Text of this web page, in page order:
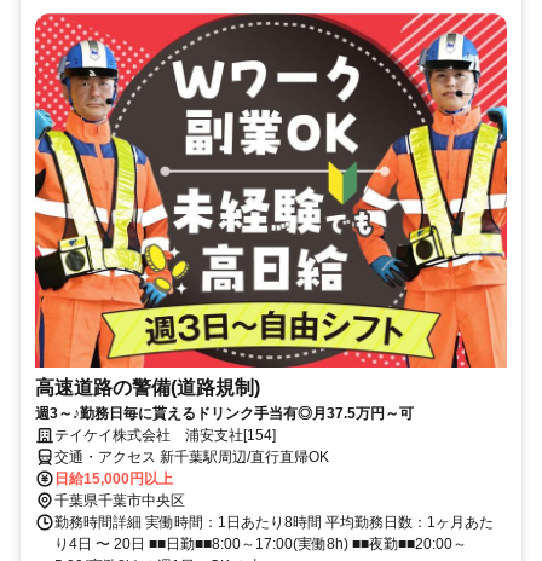
高速道路の警備(道路規制)
週3～♪勤務日毎に貰えるドリンク手当有◎月37.5万円～可
テイケイ株式会社 浦安支社[154]
交通・アクセス 新千葉駅周辺/直行直帰OK
日給15,000円以上
千葉県千葉市中央区
勤務時間詳細 実働時間：1日あたり8時間 平均勤務日数：1ヶ月あた
り4日 〜 20日 ■■日勤■■8:00～17:00(実働8h) ■■夜勤■■20:00～